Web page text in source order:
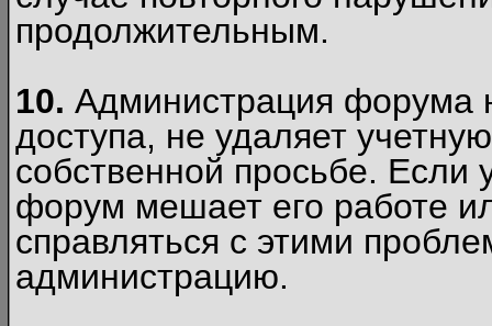
продолжительным.
10. Администрация форума
доступа, не удаляет
собственной просьбе. Если
форум мешает его работе
справляться с этими
администрацию.